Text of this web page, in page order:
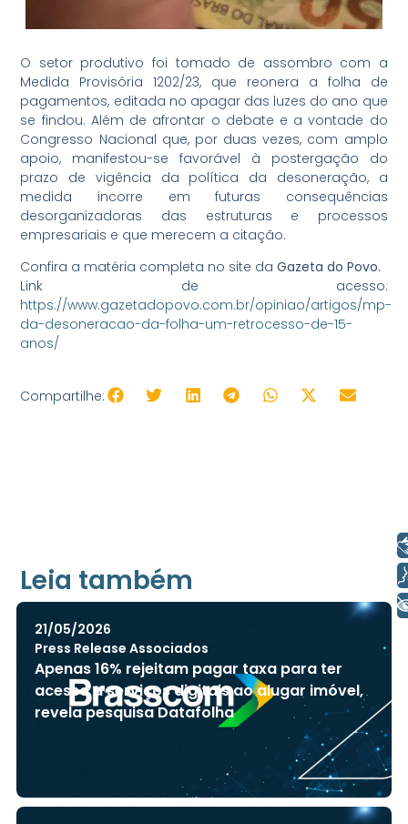
O setor produtivo foi tomado de assombro com a
Medida Provisória 1202/23, que reonera a folha de
pagamentos, editada no apagar das luzes do ano que
se findou. Além de afrontar o debate e a vontade do
Congresso Nacional que, por duas vezes, com amplo
apoio, manifestou-se favorável à postergação do
prazo de vigência da política da desoneração, a
medida incorre em futuras consequências
desorganizadoras das estruturas e processos
empresariais e que merecem a citação.
Confira a matéria completa no site daGazeta do Povo.
Link de acesso:
https://www.gazetadopovo.com.br/opiniao/artigos/mp-
da-desoneracao-da-folha-um-retrocesso-de-15-
anos/
Compartilhe:
Leia também
21/05/2026
Press Release Associados
Apenas 16% rejeitam pagar taxa para ter
acesso a serviços digitais ao alugar imóvel,
revela pesquisa Datafolha
+ Acessibilidade